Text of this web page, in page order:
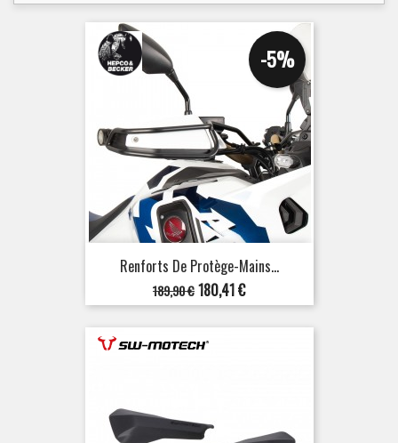
Renforts De Protège-Mains...
Prix
de
base
189,90 €
-5%
Prix
180,41 €